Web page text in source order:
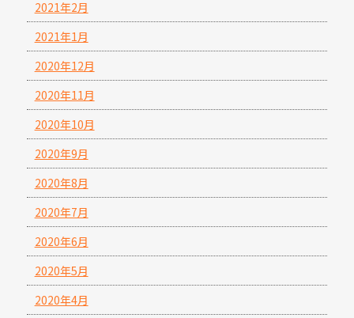
2021年2月
2021年1月
2020年12月
2020年11月
2020年10月
2020年9月
2020年8月
2020年7月
2020年6月
2020年5月
2020年4月